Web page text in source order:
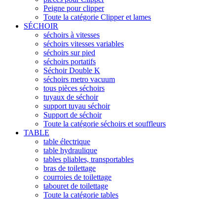
Peigne pour clipper
Toute la catégorie Clipper et lames
SÉCHOIR
séchoirs à vitesses
séchoirs vitesses variables
séchoirs sur pied
séchoirs portatifs
Séchoir Double K
séchoirs metro vacuum
tous pièces séchoirs
tuyaux de séchoir
support tuyau séchoir
Support de séchoir
Toute la catégorie séchoirs et souffleurs
TABLE
table électrique
table hydraulique
tables pliables, transportables
bras de toilettage
courroies de toilettage
tabouret de toilettage
Toute la catégorie tables